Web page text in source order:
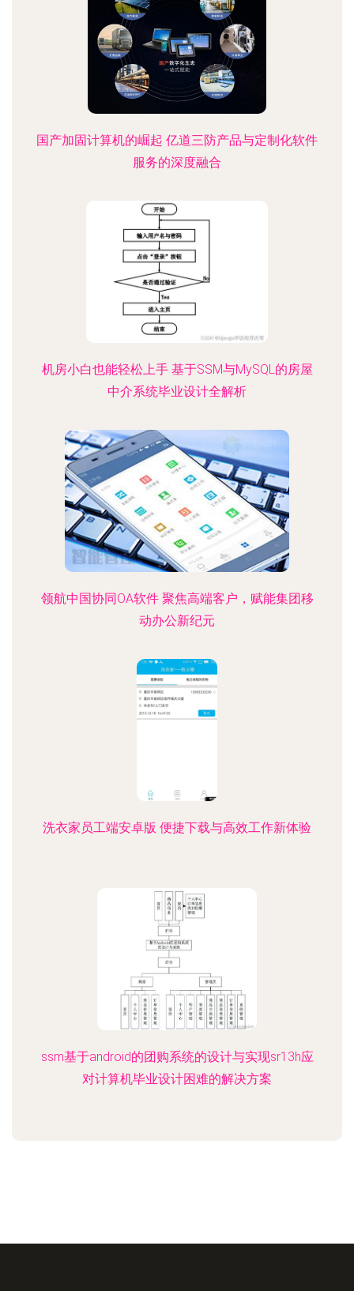
国产加固计算机的崛起 亿道三防产品与定制化软件
服务的深度融合
机房小白也能轻松上手 基于SSM与MySQL的房屋
中介系统毕业设计全解析
领航中国协同OA软件 聚焦高端客户，赋能集团移
动办公新纪元
洗衣家员工端安卓版 便捷下载与高效工作新体验
ssm基于android的团购系统的设计与实现sr13h应
对计算机毕业设计困难的解决方案